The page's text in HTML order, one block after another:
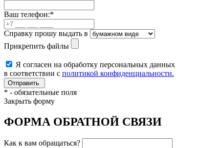
Ваш телефон:*
Справку прошу выдать в
Прикрепить файлы
Я согласен на обработку персональных данных
в соответствии с политикой конфиденциальности.
* - обязательные поля
Закрыть форму
ФОРМА ОБРАТНОЙ СВЯЗИ
Как к вам обращаться?